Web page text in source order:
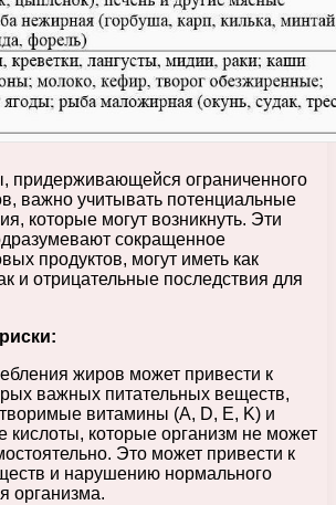
придерживающейся ограниченного
важно учитывать потенциальные
которые могут возникнуть. Эти
сокращенное
продуктов, могут иметь как
и отрицательные последствия для
жиров может привести к
важных питательных веществ,
витамины (A, D, E, K) и
кислоты, которые организм не может
Это может привести к
и нарушению нормального
организма.